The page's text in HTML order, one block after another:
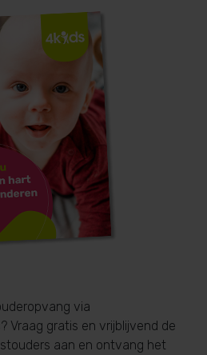
via
Vraag gratis en vrijblijvend de
aan en ontvang het